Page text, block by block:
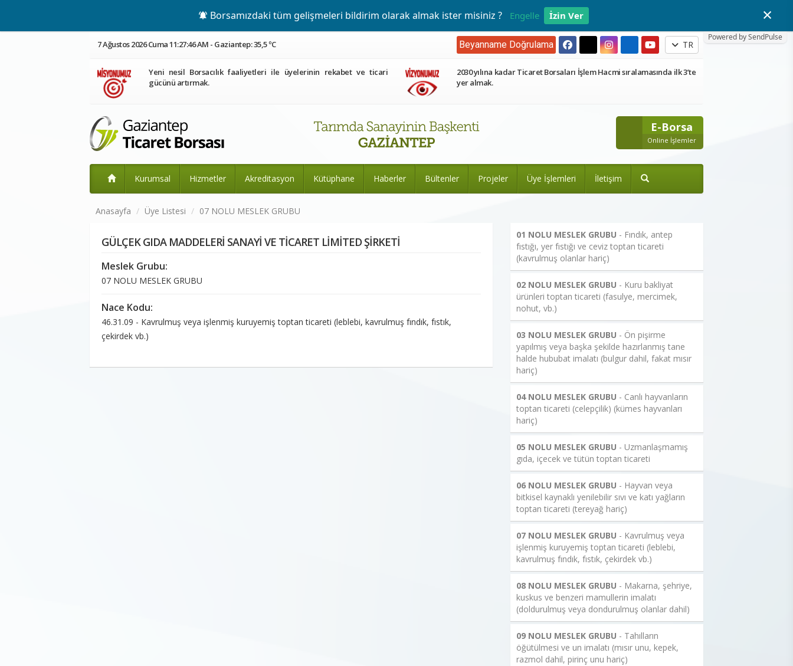
Borsamızdaki tüm gelişmeleri bildirim olarak almak ister misiniz ? Engelle İzin Ver
Powered by SendPulse
×
7 Ağustos 2026 Cuma 11:27:46 AM - Gaziantep: 35,5 ºC TR
Beyanname Doğrulama
Yeni nesil Borsacılık faaliyetleri ile üyelerinin rekabet ve ticari
gücünü artırmak.
2030 yılına kadar Ticaret Borsaları İşlem Hacmi sıralamasında ilk 3’te
yer almak.
E-Borsa
Online İşlemler
Kurumsal Hizmetler Akreditasyon Kütüphane Haberler Bültenler Projeler Üye İşlemleri İletişim
Anasayfa Üye Listesi 07 NOLU MESLEK GRUBU
GÜLÇEK GIDA MADDELERİ SANAYİ VE TİCARET LİMİTED ŞİRKETİ
Meslek Grubu:
07 NOLU MESLEK GRUBU
Nace Kodu:
46.31.09 - Kavrulmuş veya işlenmiş kuruyemiş toptan ticareti (leblebi, kavrulmuş fındık, fıstık,
çekirdek vb.)
01 NOLU MESLEK GRUBU - Fındık, antep
fıstığı, yer fıstığı ve ceviz toptan ticareti
(kavrulmuş olanlar hariç)
02 NOLU MESLEK GRUBU - Kuru bakliyat
ürünleri toptan ticareti (fasulye, mercimek,
nohut, vb.)
03 NOLU MESLEK GRUBU - Ön pişirme
yapılmış veya başka şekilde hazırlanmış tane
halde hububat imalatı (bulgur dahil, fakat mısır
hariç)
04 NOLU MESLEK GRUBU - Canlı hayvanların
toptan ticareti (celepçilik) (kümes hayvanları
hariç)
05 NOLU MESLEK GRUBU - Uzmanlaşmamış
gıda, içecek ve tütün toptan ticareti
06 NOLU MESLEK GRUBU - Hayvan veya
bitkisel kaynaklı yenilebilir sıvı ve katı yağların
toptan ticareti (tereyağ hariç)
07 NOLU MESLEK GRUBU - Kavrulmuş veya
işlenmiş kuruyemiş toptan ticareti (leblebi,
kavrulmuş fındık, fıstık, çekirdek vb.)
08 NOLU MESLEK GRUBU - Makarna, şehriye,
kuskus ve benzeri mamullerin imalatı
(doldurulmuş veya dondurulmuş olanlar dahil)
09 NOLU MESLEK GRUBU - Tahılların
öğütülmesi ve un imalatı (mısır unu, kepek,
razmol dahil, pirinç unu hariç)